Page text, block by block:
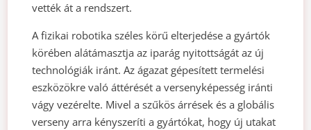
vették át a rendszert.
A fizikai robotika széles körű elterjedése a gyártók
körében alátámasztja az iparág nyitottságát az új
technológiák iránt. Az ágazat gépesített termelési
eszközökre való áttérését a versenyképesség iránti
vágy vezérelte. Mivel a szűkös árrések és a globális
verseny arra kényszeríti a gyártókat, hogy új utakat